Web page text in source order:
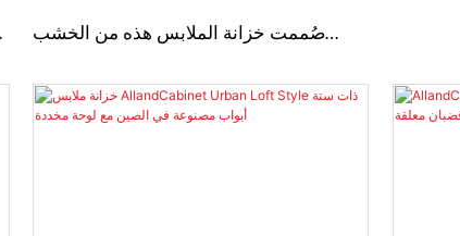
صُممت خزانة الملابس هذه من الخشب
العصرية. يتميز بلمسة نهائية مطلية تبدو أنيقة